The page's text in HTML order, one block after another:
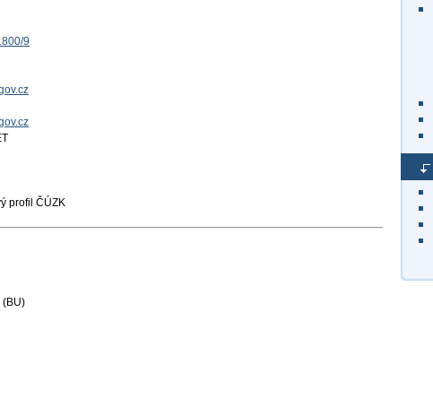
9
profil ČÚZK
(BU)